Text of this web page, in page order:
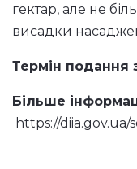
гектар, але не
висадки
Термін подання
Більше
https://diia.gov.ua/